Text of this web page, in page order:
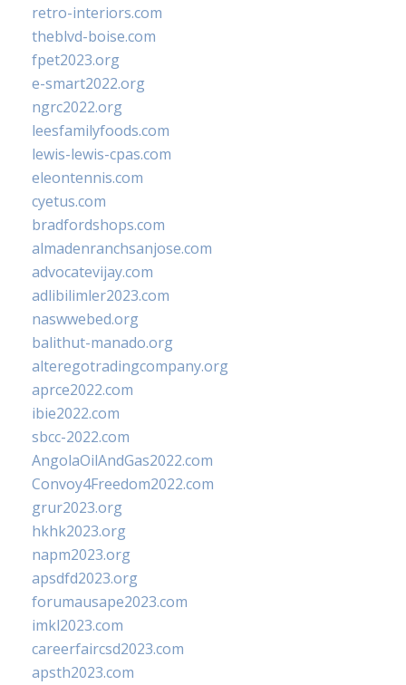
retro-interiors.com
theblvd-boise.com
fpet2023.org
e-smart2022.org
ngrc2022.org
leesfamilyfoods.com
lewis-lewis-cpas.com
eleontennis.com
cyetus.com
bradfordshops.com
almadenranchsanjose.com
advocatevijay.com
adlibilimler2023.com
naswwebed.org
balithut-manado.org
alteregotradingcompany.org
aprce2022.com
ibie2022.com
sbcc-2022.com
AngolaOilAndGas2022.com
Convoy4Freedom2022.com
grur2023.org
hkhk2023.org
napm2023.org
apsdfd2023.org
forumausape2023.com
imkl2023.com
careerfaircsd2023.com
apsth2023.com